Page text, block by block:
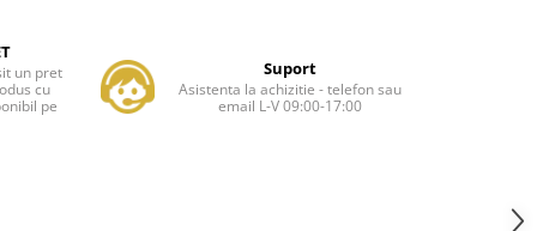
un pret
cu
pe
Suport
Asistenta la achizitie - telefon sau
email L-V 09:00-17:00